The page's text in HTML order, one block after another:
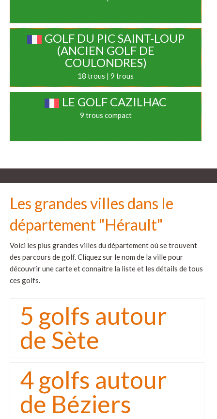
GOLF DU PIC SAINT-LOUP
(ANCIEN GOLF DE
COULONDRES)
18 trous | 9 trous
LE GOLF CAZILHAC
9 trous compact
Les grandes villes dans le
département "Hérault"
Voici les plus grandes villes du département où se trouvent
des parcours de golf. Cliquez sur le nom de la ville pour
découvrir une carte et connaitre la liste et les détails de tous
ces golfs.
5 golfs autour
de Sète
4 golfs autour
de Béziers